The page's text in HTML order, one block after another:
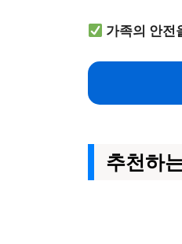
가족의 안전
추천하